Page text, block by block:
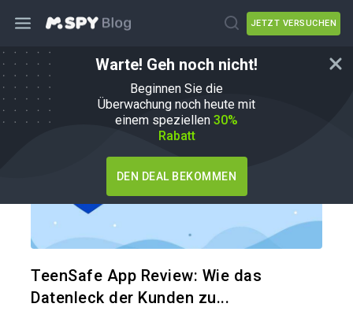
JETZT VERSUCHEN
Warte! Geh noch nicht!
Beginnen Sie die
Überwachung noch heute mit
einem speziellen 30%
Rabatt
DEN DEAL BEKOMMEN
mSpy-Alternativen
TeenSafe App Review: Wie das
Datenleck der Kunden zu...